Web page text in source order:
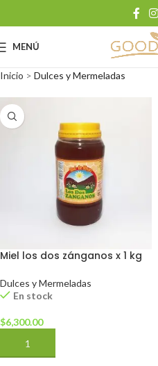
MENÚ
Inicio > Dulces y Mermeladas
Miel los dos zánganos x 1 kg
Dulces y Mermeladas
En stock
$6,300.00
AÑADIR AL CARRITO